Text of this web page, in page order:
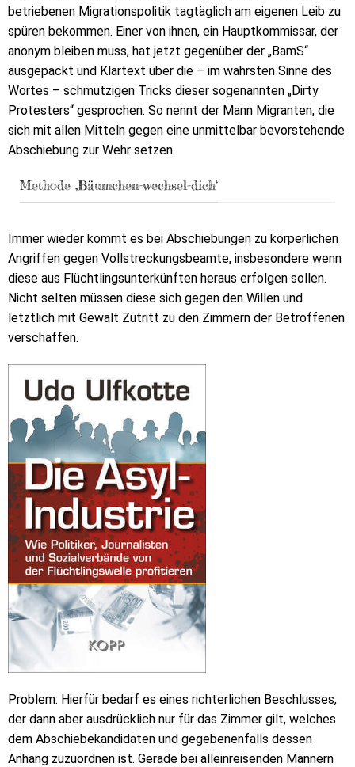
betriebenen Migrationspolitik tagtäglich am eigenen Leib zu
spüren bekommen. Einer von ihnen, ein Hauptkommissar, der
anonym bleiben muss, hat jetzt gegenüber der „BamS“
ausgepackt und Klartext über die – im wahrsten Sinne des
Wortes – schmutzigen Tricks dieser sogenannten „Dirty
Protesters“ gesprochen. So nennt der Mann Migranten, die
sich mit allen Mitteln gegen eine unmittelbar bevorstehende
Abschiebung zur Wehr setzen.
Methode ‚Bäumchen-wechsel-dich‘
Immer wieder kommt es bei Abschiebungen zu körperlichen
Angriffen gegen Vollstreckungsbeamte, insbesondere wenn
diese aus Flüchtlingsunterkünften heraus erfolgen sollen.
Nicht selten müssen diese sich gegen den Willen und
letztlich mit Gewalt Zutritt zu den Zimmern der Betroffenen
verschaffen.
Problem: Hierfür bedarf es eines richterlichen Beschlusses,
der dann aber ausdrücklich nur für das Zimmer gilt, welches
dem Abschiebekandidaten und gegebenenfalls dessen
Anhang zuzuordnen ist. Gerade bei alleinreisenden Männern